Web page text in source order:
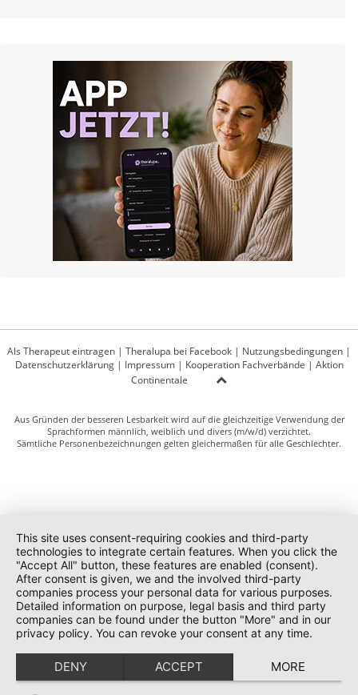
Als Therapeut eintragen | Theralupa bei Facebook | Nutzungsbedingungen |
Datenschutzerklärung| Impressum| Kooperation Fachverbände | Aktion
Continentale
Aus Gründen der besseren Lesbarkeit wird auf die gleichzeitige Verwendung der
Sprachformen männlich, weiblich und divers (m/w/d) verzichtet.
Sämtliche Personenbezeichnungen gelten gleichermaßen für alle Geschlechter.
This site uses consent-requiring cookies and third-party
technologies to integrate certain features. When you click the
"Accept All" button, these features are enabled (consent).
After consent is given, we and the involved third-party
companies process your personal data for various purposes.
Detailed information on purpose, legal basis and third party
companies can be found under the button "More" and in our
privacy policy. You can revoke your consent at any time.
DENY ACCEPT MORE